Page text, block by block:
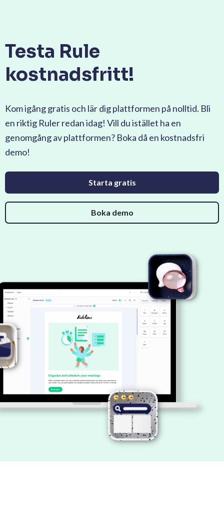
Testa Rule
kostnadsfritt!
Kom igång gratis och lär dig plattformen på nolltid. Bli
en riktig Ruler redan idag! Vill du istället ha en
genomgång av plattformen? Boka då en kostnadsfri
demo!
Starta gratis
Boka demo